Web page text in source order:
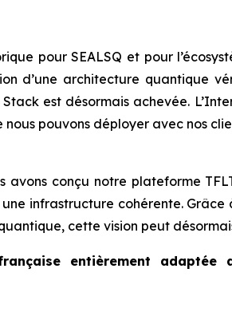
pour SEALSQ et pour
d’une architecture quantique
est désormais achevée.
pouvons déployer avec nos
conçu notre plateforme
infrastructure cohérente.
cette vision peut
entièrement